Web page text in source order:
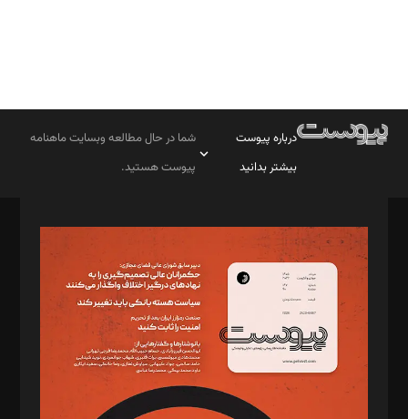
درباره پیوست
بیشتر بدانید
شما در حال مطالعه وبسایت ماهنامه
پیوست هستید.
مدیر مسئول: محمدباقر اثنی‌عشری
سردبیر: مهرک محمودی
دبیر تحریریه: میثم قاسمی
د‌بیر ناداستان: سمانه سمیع
د‌بیر خدمت و تجارت: ابوالفضل رجبی
د‌بیر حقوق فناوری: حسام‌الدین ایپکچی
د‌بیر پیوست جهان: مینا پاکدل
د‌بیر تحریریه آنلاین: بابک نقاش